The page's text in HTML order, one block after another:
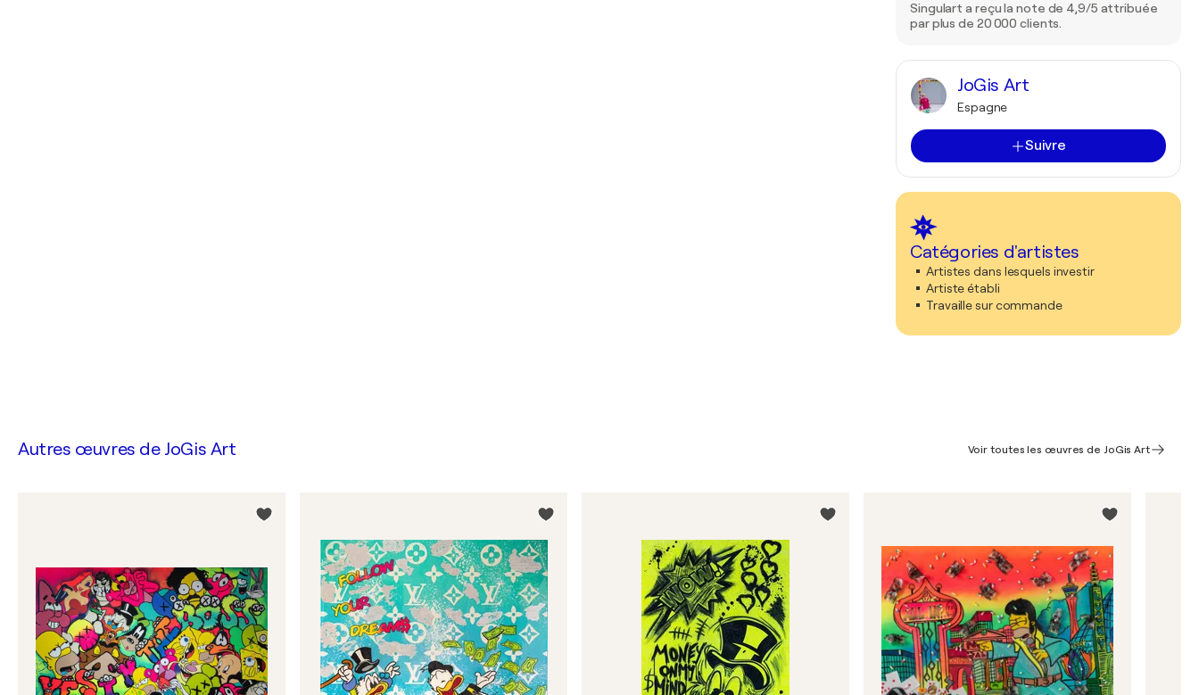
Singulart a reçu la note de 4,9/5 attribuée
par plus de 20 000 clients.
JoGis Art
Espagne
Suivre
Catégories d'artistes
Artistes dans lesquels investir
Artiste établi
Travaille sur commande
Autres œuvres de JoGis Art Voir toutes les œuvres de JoGis Art